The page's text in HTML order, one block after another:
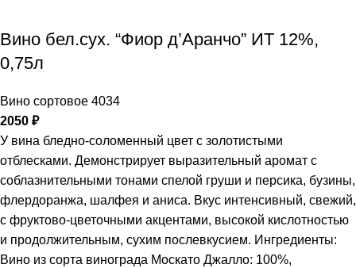
Вино бел.сух. “Фиор д’Аранчо” ИТ 12%,
0,75л
Вино сортовое 4034
2050 ₽
У вина бледно-соломенный цвет с золотистыми
отблесками. Демонстрирует выразительный аромат с
соблазнительными тонами спелой груши и персика, бузины,
флердоранжа, шалфея и аниса. Вкус интенсивный, свежий,
с фруктово-цветочными акцентами, высокой кислотностью
и продолжительным, сухим послевкусием. Ингредиенты:
Вино из сорта винограда Москато Джалло: 100%,